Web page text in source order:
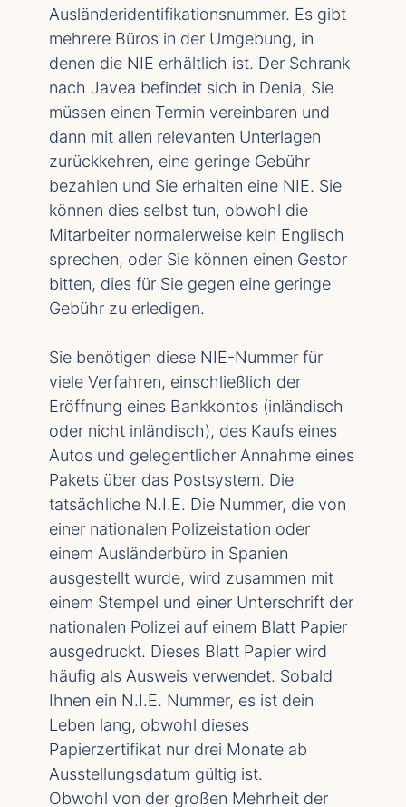
Ausländeridentifikationsnummer. Es gibt
mehrere Büros in der Umgebung, in
denen die NIE erhältlich ist. Der Schrank
nach Javea befindet sich in Denia, Sie
müssen einen Termin vereinbaren und
dann mit allen relevanten Unterlagen
zurückkehren, eine geringe Gebühr
bezahlen und Sie erhalten eine NIE. Sie
können dies selbst tun, obwohl die
Mitarbeiter normalerweise kein Englisch
sprechen, oder Sie können einen Gestor
bitten, dies für Sie gegen eine geringe
Gebühr zu erledigen.
Sie benötigen diese NIE-Nummer für
viele Verfahren, einschließlich der
Eröffnung eines Bankkontos (inländisch
oder nicht inländisch), des Kaufs eines
Autos und gelegentlicher Annahme eines
Pakets über das Postsystem. Die
tatsächliche N.I.E. Die Nummer, die von
einer nationalen Polizeistation oder
einem Ausländerbüro in Spanien
ausgestellt wurde, wird zusammen mit
einem Stempel und einer Unterschrift der
nationalen Polizei auf einem Blatt Papier
ausgedruckt. Dieses Blatt Papier wird
häufig als Ausweis verwendet. Sobald
Ihnen ein N.I.E. Nummer, es ist dein
Leben lang, obwohl dieses
Papierzertifikat nur drei Monate ab
Ausstellungsdatum gültig ist.
Obwohl von der großen Mehrheit der